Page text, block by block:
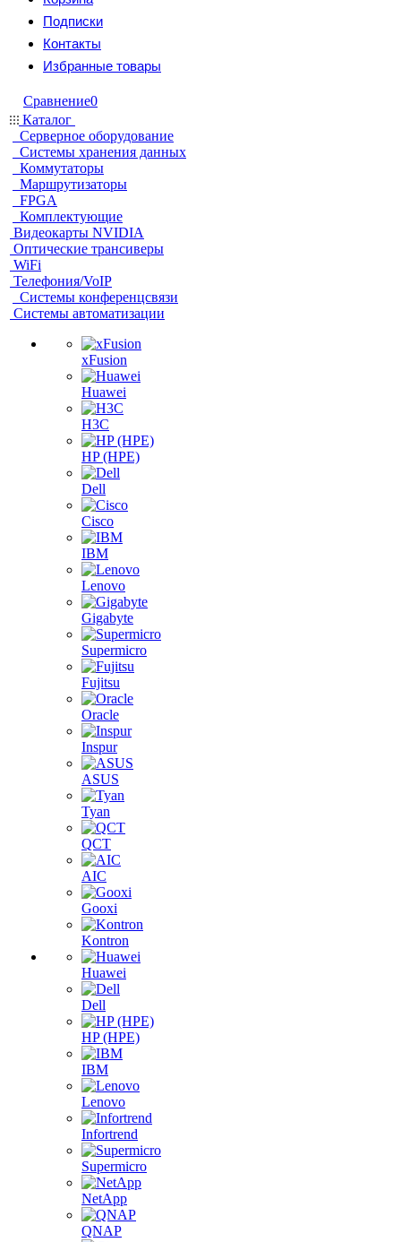
Подписки
Контакты
Избранные товары
Сравнение0
Каталог
Серверное оборудование
Системы хранения данных
Коммутаторы
Маршрутизаторы
FPGA
Комплектующие
Видеокарты NVIDIA
Оптические трансиверы
WiFi
Телефония/VoIP
Системы конференцсвязи
Системы автоматизации
xFusion
Huawei
H3C
HP (HPE)
Dell
Cisco
IBM
Lenovo
Gigabyte
Supermicro
Fujitsu
Oracle
Inspur
ASUS
Tyan
QCT
AIC
Gooxi
Kontron
Huawei
Dell
HP (HPE)
IBM
Lenovo
Infortrend
Supermicro
NetApp
QNAP